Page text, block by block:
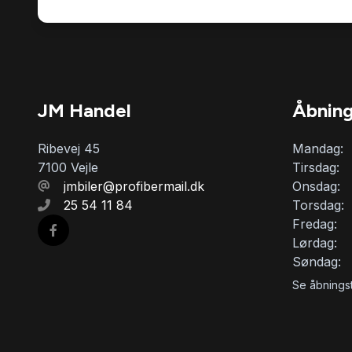
JM Handel
Ribevej 45
7100 Vejle
jmbiler@profibermail.dk
25 54 11 84
Mandag:
Tirsdag:
Onsdag:
Torsdag:
Fredag:
Lørdag:
Søndag:
Se